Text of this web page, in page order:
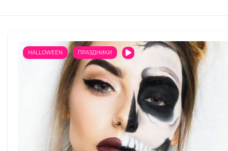
HALLOWEEN ПРАЗДНИКИ